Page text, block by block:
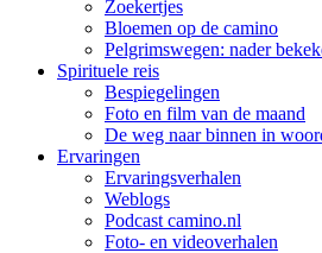
Zoekertjes
Bloemen op de camino
Pelgrimswegen: nader
Spirituele reis
Bespiegelingen
Foto en film van de maand
De weg naar binnen in
Ervaringen
Ervaringsverhalen
Weblogs
Podcast camino.nl
Foto- en videoverhalen